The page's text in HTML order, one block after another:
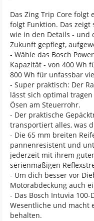
Das Zing Trip Core folgt
folgt Funktion. Das
wie in den Details - und
Zukunft gepflegt,
- Wähle das Bosch
Kapazität - von 400 Wh
800 Wh für unfassbar
- Super praktisch: Der
lässt sich optimal
Ösen am Steuerrohr.
- Der praktische
transportiert alles, was
- Die 65 mm breiten
pannenresistent und
jederzeit mit ihrem
serienmäßigen
- Um dich besser vor
Motorabdeckung auch
- Das Bosch Intuvia
Wesentliche und macht
behalten.